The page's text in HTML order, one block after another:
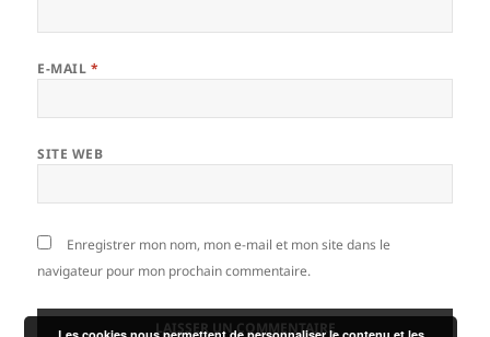
E-MAIL *
SITE WEB
Enregistrer mon nom, mon e-mail et mon site dans le
navigateur pour mon prochain commentaire.